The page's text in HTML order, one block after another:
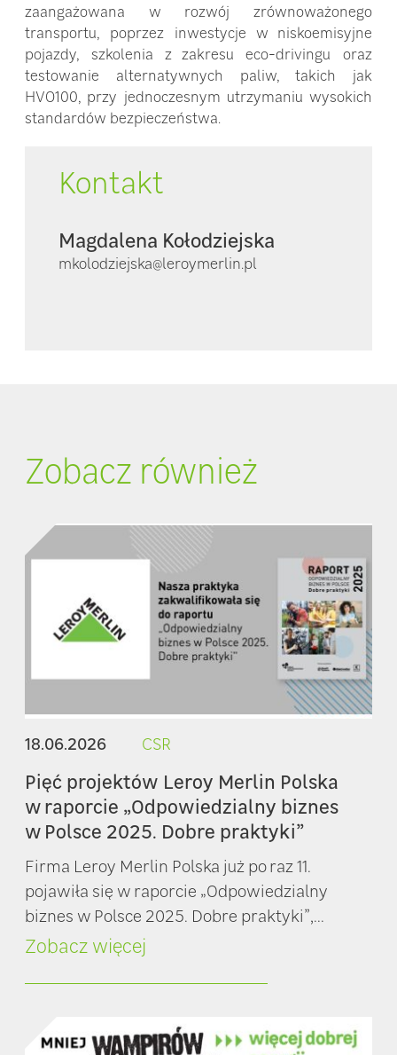
zaangażowana w rozwój zrównoważonego
transportu, poprzez inwestycje w niskoemisyjne
pojazdy, szkolenia z zakresu eco-drivingu oraz
testowanie alternatywnych paliw, takich jak
HVO100, przy jednoczesnym utrzymaniu wysokich
standardów bezpieczeństwa.
Kontakt
Magdalena Kołodziejska
mkolodziejska@leroymerlin.pl
Zobacz również
18.06.2026 CSR
Pięć projektów Leroy Merlin Polska
w raporcie „Odpowiedzialny biznes
w Polsce 2025. Dobre praktyki”
Firma Leroy Merlin Polska już po raz 11.
pojawiła się w raporcie „Odpowiedzialny
biznes w Polsce 2025. Dobre praktyki”,...
Zobacz więcej